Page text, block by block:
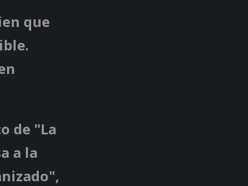
que
de "La
a la